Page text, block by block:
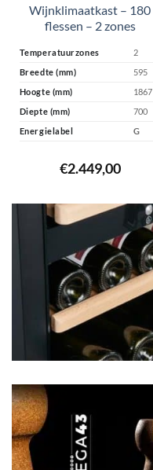
Wijnklimaatkast – 180
flessen – 2 zones
Temperatuurzones
2
Breedte (mm)
595
Hoogte (mm)
1867
Diepte (mm)
700
Energielabel
G
€2.449,00